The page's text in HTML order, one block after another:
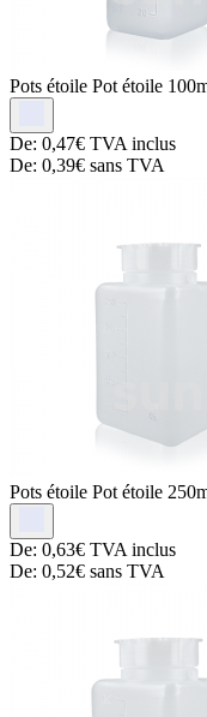
Pots étoile Pot étoile
De: 0,47€ TVA inclus
De: 0,39€ sans TVA
Pots étoile Pot étoile
De: 0,63€ TVA inclus
De: 0,52€ sans TVA